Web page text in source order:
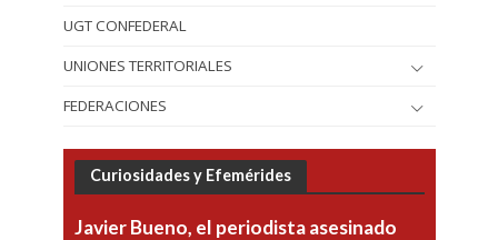
UGT CONFEDERAL
UNIONES TERRITORIALES
FEDERACIONES
Curiosidades y Efemérides
Javier Bueno, el periodista asesinado